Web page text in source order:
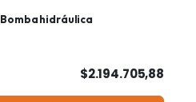
Bomba hidráulica
$2.194.705,88